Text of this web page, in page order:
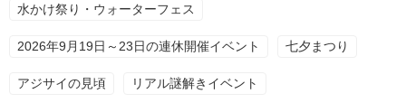
水かけ祭り・ウォーターフェス
2026年9月19日～23日の連休開催イベント 七夕まつり
アジサイの見頃 リアル謎解きイベント